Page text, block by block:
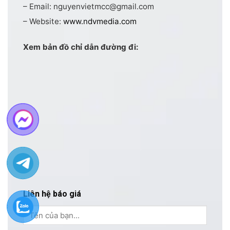
– Email: nguyenvietmcc@gmail.com
– Website: www.ndvmedia.com
Xem bản đồ chỉ dẫn đường đi:
Liên hệ báo giá